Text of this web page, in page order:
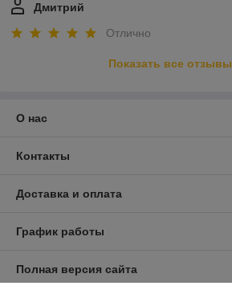
Дмитрий
Отлично
Показать все отзывы
О нас
Контакты
Доставка и оплата
График работы
Полная версия сайта